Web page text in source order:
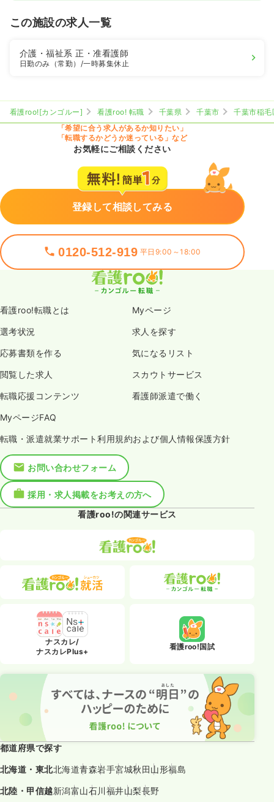
この施設の求人一覧
介護・福祉系正・准看護師
日勤のみ（常勤） /一時募集休止
看護roo![カンゴルー] 看護roo! 転職 千葉県 千葉市
千葉市稲毛
「希望に合う求人があるか知りたい」
「転職するかどうか迷っている」など
お気軽にご相談ください
登録して相談してみる
0120-512-919 平日9:00～18:00
看護roo!転職とは Myページ
選考状況 求人を探す
応募書類を作る 気になるリスト
閲覧した求人 スカウトサービス
転職応援コンテンツ 看護師派遣で働く
MyページFAQ
転職・派遣就業サポート利用規約および個人情報保護方針
お問い合わせフォーム
採用・求人掲載をお考えの方へ
看護roo!の関連サービス
ナスカレ/
ナスカレPlus+
看護roo!国試
都道府県で探す
北海道・東北北海道青森岩手宮城秋田山形福島
北陸・甲信越新潟富山石川福井山梨長野